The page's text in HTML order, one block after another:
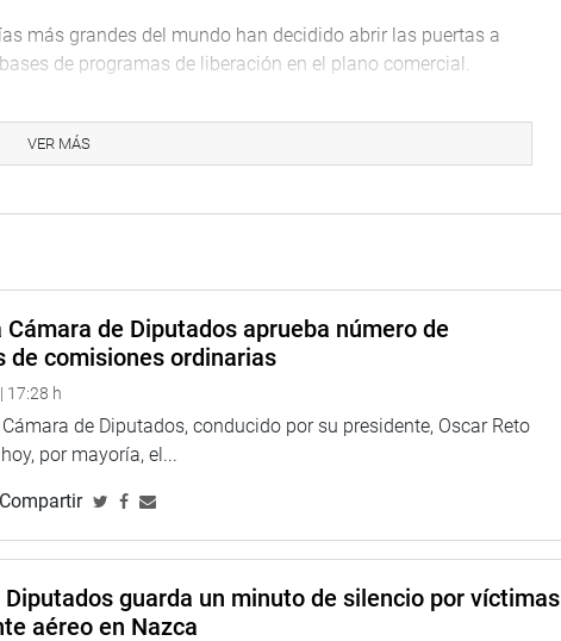
más grandes del mundo han decidido abrir las puertas a
de programas de liberación en el plano comercial.
con el cambio climático y el desarrollo del capital humano.
y sentar las bases para el establecimiento de un área
de la Comisión Especial de Seguimiento de la Alianza
articular acciones para lograr mejores experiencias en ese
y Perú, a partir de las medidas adoptadas en el marco
previsto una reunión para enfocar ese tema, y en la que se
Juan Manuel Santos.
de la Alianza del Pacífico puedan constituirse en
lo hará la presidenta de Chile, Michelle Bachelet,
del Pacífico.
el comercio de servicios que está algo rezagado
se busca una liberalización de listas para exponer sobre
títulos, entre otros asuntos.
VER MÁS
Cámara de Diputados aprueba número de
de comisiones ordinarias
17:28 h
de Diputados, conducido por su presidente, Oscar Reto
por mayoría, el...
Compartir
Diputados guarda un minuto de silencio por víctimas
aéreo en Nazca